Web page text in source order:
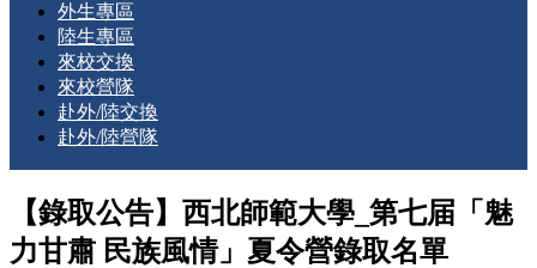
外生專區
陸生專區
來校交換
來校營隊
赴外/陸交換
赴外/陸營隊
【錄取公告】西北師範大學_第七届「魅
力甘肅 民族風情」夏令營錄取名單